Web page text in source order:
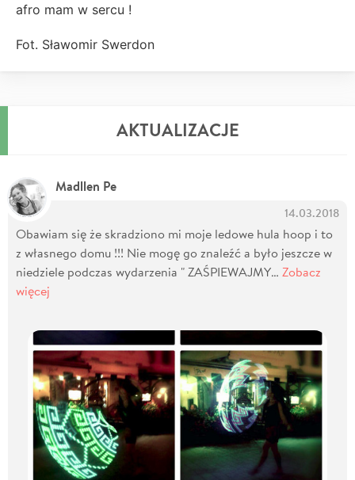
afro mam w sercu !
Fot. Sławomir Swerdon
AKTUALIZACJE
Madllen Pe
14.03.2018
Obawiam się że skradziono mi moje ledowe hula hoop i to
z własnego domu !!! Nie mogę go znaleźć a było jeszcze w
niedziele podczas wydarzenia " ZAŚPIEWAJMY… Zobacz
więcej